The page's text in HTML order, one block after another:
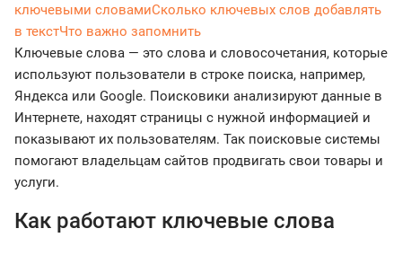
ключевыми словамиСколько ключевых слов добавлять
в текстЧто важно запомнить
Ключевые слова — это слова и словосочетания, которые
используют пользователи в строке поиска, например,
Яндекса или Google. Поисковики анализируют данные в
Интернете, находят страницы с нужной информацией и
показывают их пользователям. Так поисковые системы
помогают владельцам сайтов продвигать свои товары и
услуги.
Как работают ключевые слова